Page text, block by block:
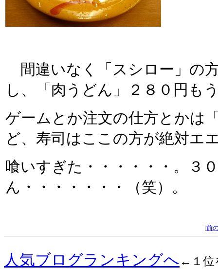
間違いなく「スシロー」の
し、「肉うどん」２８０円も
ゲームとか注文の仕方とかは
ど、寿司はここの方が絶対エ
喰いすぎた・・・・・・。３
ん・・・・・・・（笑）。
[前
人気ブログランキングへ ←１位